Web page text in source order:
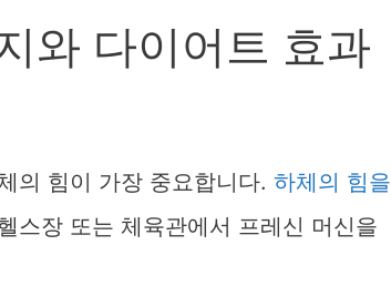
와 다이어트 효과
의 힘이 가장 중요합니다. 하체의 힘을
스장 또는 체육관에서 프레신 머신을